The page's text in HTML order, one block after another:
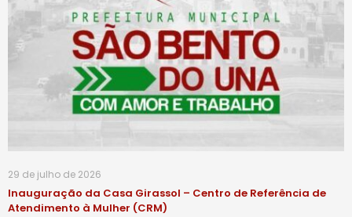
29 de julho de 2026
Inauguração da Casa Girassol – Centro de Referência de
Atendimento à Mulher (CRM)